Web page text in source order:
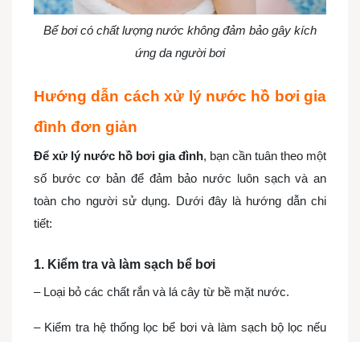
Bể bơi có chất lượng nước không đảm bảo gây kích
ứng da người bơi
Hướng dẫn cách xử lý nước hồ bơi gia
đình đơn giản
Để xử lý nước hồ bơi gia đình, bạn cần tuân theo một
số bước cơ bản để đảm bảo nước luôn sạch và an
toàn cho người sử dụng. Dưới đây là hướng dẫn chi
tiết:
1. Kiểm tra và làm sạch bể bơi
– Loại bỏ các chất rắn và lá cây từ bề mặt nước.
– Kiểm tra hệ thống lọc bể bơi và làm sạch bộ lọc nếu